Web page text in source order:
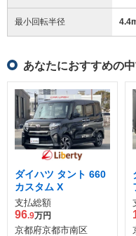
最小回転半径 4.4
あなたにおすすめの
ダイハツ タント 660
カスタム X
支払総額
96.9万円
京都府京都市南区